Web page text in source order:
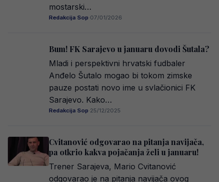
mostarski…
Redakcija Sop·07/01/2026
Bum! FK Sarajevo u januaru dovodi Šutala?
Mladi i perspektivni hrvatski fudbaler
Anđelo Šutalo mogao bi tokom zimske
pauze postati novo ime u svlačionici FK
Sarajevo. Kako…
Redakcija Sop·25/12/2025
Cvitanović odgovarao na pitanja navijača,
pa otkrio kakva pojačanja želi u januaru!
Trener Sarajeva, Mario Cvitanović
odgovarao je na pitanja navijača ovog